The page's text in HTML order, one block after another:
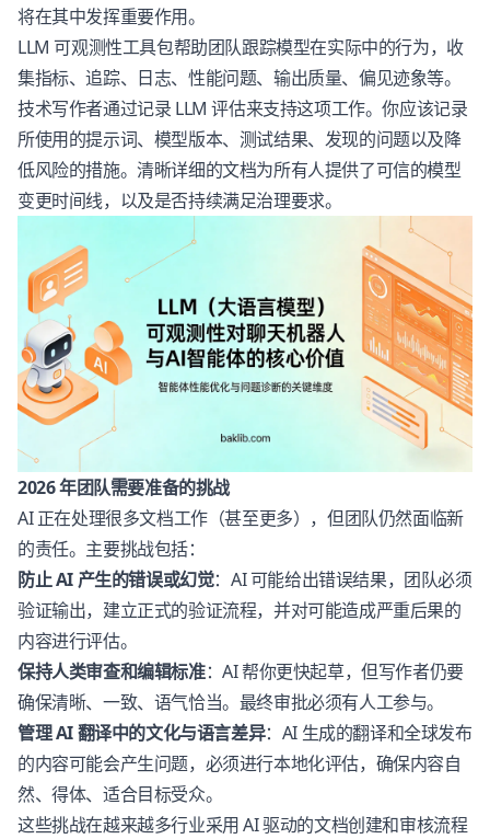
将在其中发挥重要作用。
LLM 可观测性工具包帮助团队跟踪模型在实际中的行为，收
集指标、追踪、日志、性能问题、输出质量、偏见迹象等。
技术写作者通过记录 LLM 评估来支持这项工作。你应该记录
所使用的提示词、模型版本、测试结果、发现的问题以及降
低风险的措施。清晰详细的文档为所有人提供了可信的模型
变更时间线，以及是否持续满足治理要求。
2026 年团队需要准备的挑战
AI 正在处理很多文档工作（甚至更多），但团队仍然面临新
的责任。主要挑战包括：
防止 AI 产生的错误或幻觉：AI 可能给出错误结果，团队必须
验证输出，建立正式的验证流程，并对可能造成严重后果的
内容进行评估。
保持人类审查和编辑标准：AI 帮你更快起草，但写作者仍要
确保清晰、一致、语气恰当。最终审批必须有人工参与。
管理 AI 翻译中的文化与语言差异：AI 生成的翻译和全球发布
的内容可能会产生问题，必须进行本地化评估，确保内容自
然、得体、适合目标受众。
这些挑战在越来越多行业采用 AI 驱动的文档创建和审核流程